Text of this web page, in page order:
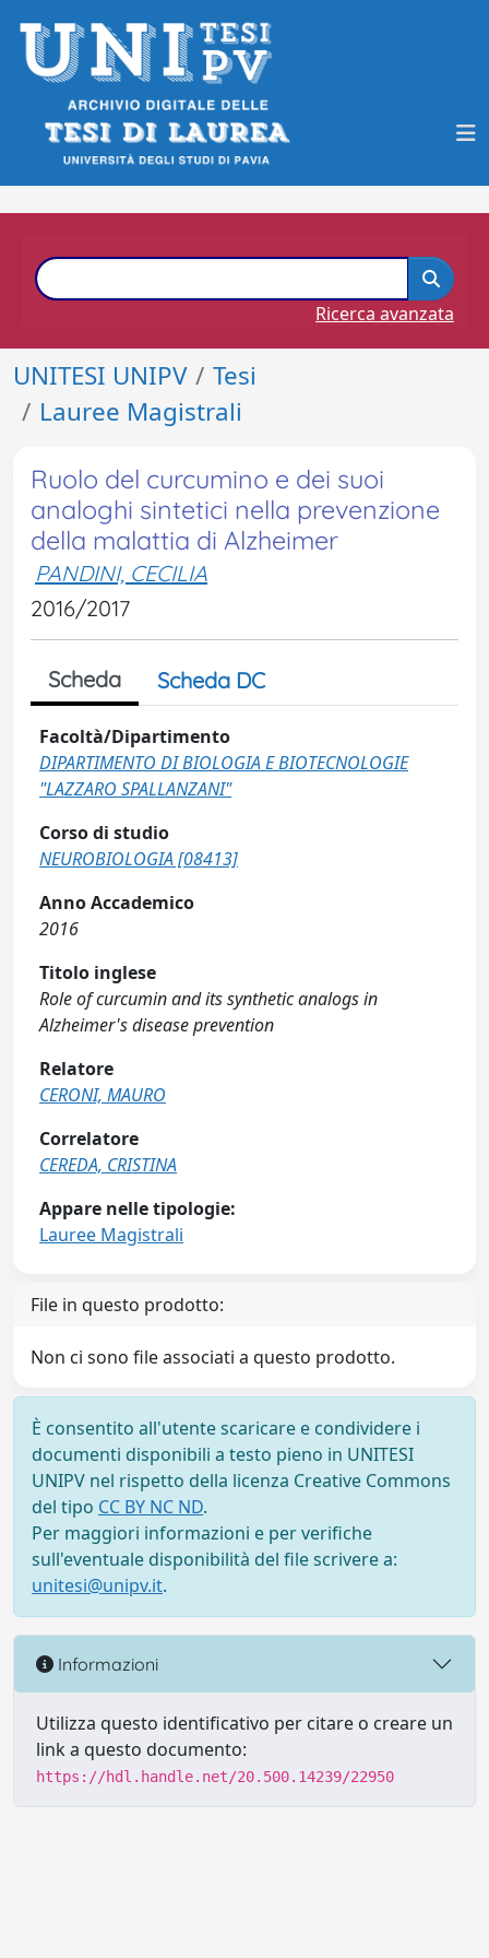
Ricerca avanzata
UNITESI UNIPV
Tesi
Lauree Magistrali
Ruolo del curcumino e dei suoi
analoghi sintetici nella prevenzione
della malattia di Alzheimer
PANDINI, CECILIA
2016/2017
Scheda Scheda DC
Facoltà/Dipartimento
DIPARTIMENTO DI BIOLOGIA E BIOTECNOLOGIE
"LAZZARO SPALLANZANI"
Corso di studio
NEUROBIOLOGIA [08413]
Anno Accademico
2016
Titolo inglese
Role of curcumin and its synthetic analogs in
Alzheimer's disease prevention
Relatore
CERONI, MAURO
Correlatore
CEREDA, CRISTINA
Appare nelle tipologie:
Lauree Magistrali
File in questo prodotto:
Non ci sono file associati a questo prodotto.
È consentito all'utente scaricare e condividere i
documenti disponibili a testo pieno in UNITESI
UNIPV nel rispetto della licenza Creative Commons
del tipo CC BY NC ND.
Per maggiori informazioni e per verifiche
sull'eventuale disponibilità del file scrivere a:
unitesi@unipv.it.
Informazioni
Utilizza questo identificativo per citare o creare un
link a questo documento:
https://hdl.handle.net/20.500.14239/22950